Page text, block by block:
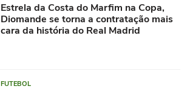
Estrela da Costa do Marfim na Copa,
Diomande se torna a contratação mais
cara da história do Real Madrid
FUTEBOL